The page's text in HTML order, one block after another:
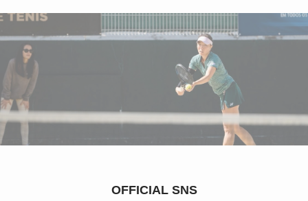
OFFICIAL SNS